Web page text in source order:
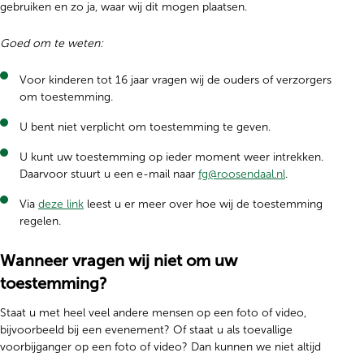
gebruiken en zo ja, waar wij dit mogen plaatsen.
Goed om te weten:
Voor kinderen tot 16 jaar vragen wij de ouders of verzorgers
om toestemming.
U bent niet verplicht om toestemming te geven.
U kunt uw toestemming op ieder moment weer intrekken.
Daarvoor stuurt u een e-mail naar fg@roosendaal.nl.
Via deze link leest u er meer over hoe wij de toestemming
regelen.
Wanneer vragen wij niet om uw
toestemming?
Staat u met heel veel andere mensen op een foto of video,
bijvoorbeeld bij een evenement? Of staat u als toevallige
voorbijganger op een foto of video? Dan kunnen we niet altijd